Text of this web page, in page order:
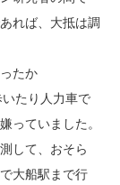
れば、大抵は調
たか
いたり人力車で
っていました。
して、おそら
大船駅まで行